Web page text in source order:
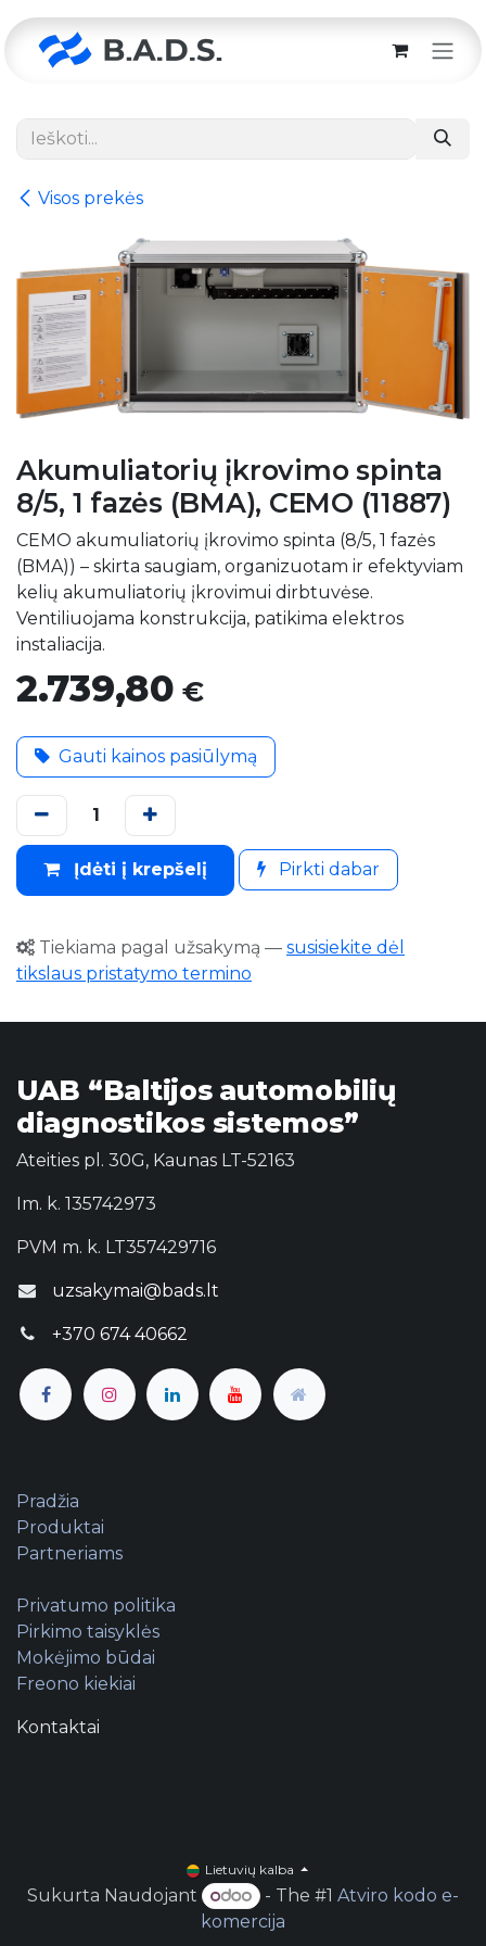
Visos prekės
Akumuliatorių įkrovimo spinta
8/5, 1 fazės (BMA), CEMO (11887)
CEMO akumuliatorių įkrovimo spinta (8/5, 1 fazės
(BMA)) – skirta saugiam, organizuotam ir efektyviam
kelių akumuliatorių įkrovimui dirbtuvėse.
Ventiliuojama konstrukcija, patikima elektros
instaliacija.
2.739,80 €
Gauti kainos pasiūlymą
Įdėti į krepšelį Pirkti dabar
Tiekiama pagal užsakymą — susisiekite dėl
tikslaus pristatymo termino
UAB “Baltijos automobilių
diagnostikos sistemos”
Ateities pl. 30G, Kaunas LT-52163
Im. k. 135742973
PVM m. k. LT357429716
uzsakymai@bads.lt
+370 674 40662
Pradžia
Produktai
Partneriams
Privatumo politika
Pirkimo taisyklės
Mokėjimo būdai
Freono kiekiai
Kontaktai
Lietuvių kalba
Sukurta Naudojant - The #1Atviro kodo e-
komercija